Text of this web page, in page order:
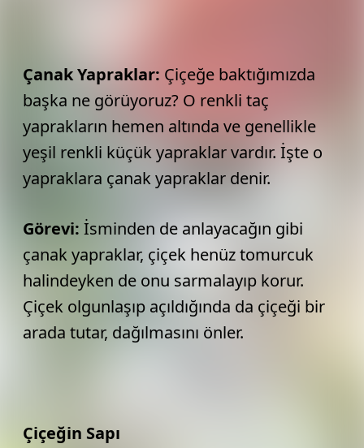
Çanak Yapraklar: Çiçeğe baktığımızda
başka ne görüyoruz? O renkli taç
yaprakların hemen altında ve genellikle
yeşil renkli küçük yapraklar vardır. İşte o
yapraklara çanak yapraklar denir.
Görevi: İsminden de anlayacağın gibi
çanak yapraklar, çiçek henüz tomurcuk
halindeyken de onu sarmalayıp korur.
Çiçek olgunlaşıp açıldığında da çiçeği bir
arada tutar, dağılmasını önler.
Çiçeğin Sapı